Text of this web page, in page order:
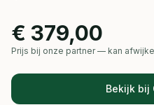
€ 379,00
Prijs bij onze partner — kan
Bekijk bij